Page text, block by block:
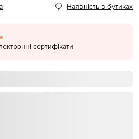
Наявність в бутиках
сертифікати